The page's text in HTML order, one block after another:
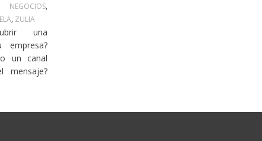
NEGOCIOS,
, ZULIA
una
un canal
mensaje?